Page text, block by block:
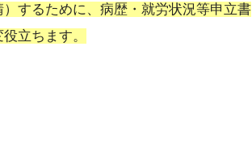
するために、病歴・就労状況等申立書
立ちます。